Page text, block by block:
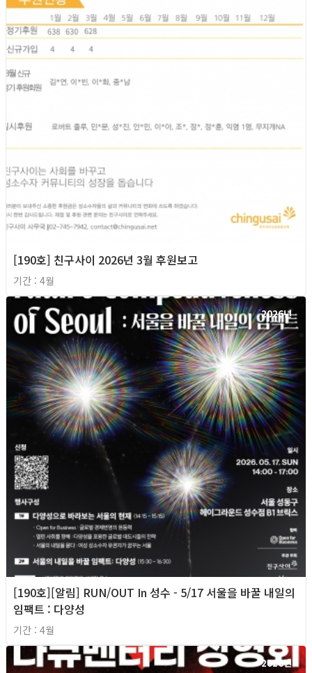
[190호] 친구사이 2026년 3월 후원보고
기간 : 4월
2026년
[190호][알림] RUN/OUT In 성수 - 5/17 서울을 바꿀 내일의
임팩트 : 다양성
기간 : 4월
2026년